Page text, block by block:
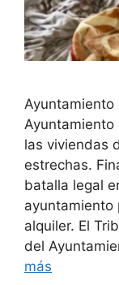
Ayuntamiento
las viviendas
estrechas.
batalla legal
ayuntamiento
alquiler. El
del
más